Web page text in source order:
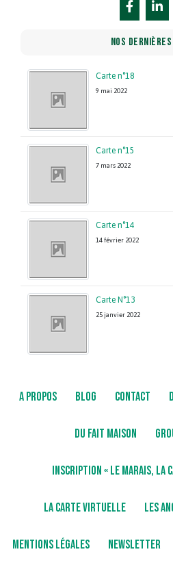
NOS
Carte n°18
9 mai 2022
Carte n°15
7 mars 2022
Carte n°14
14 février 2022
Carte N°13
25 janvier 2022
A PROPOS BLOG CONTACT
DU FAIT MAISON
INSCRIPTION « LE MARAIS, LA
LA CARTE VIRTUELLE LES
MENTIONS LÉGALES NEWSLETTER